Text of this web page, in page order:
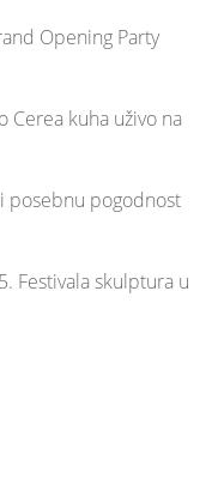
Opening Party
Cerea kuha uživo na
posebnu pogodnost
Festivala skulptura u